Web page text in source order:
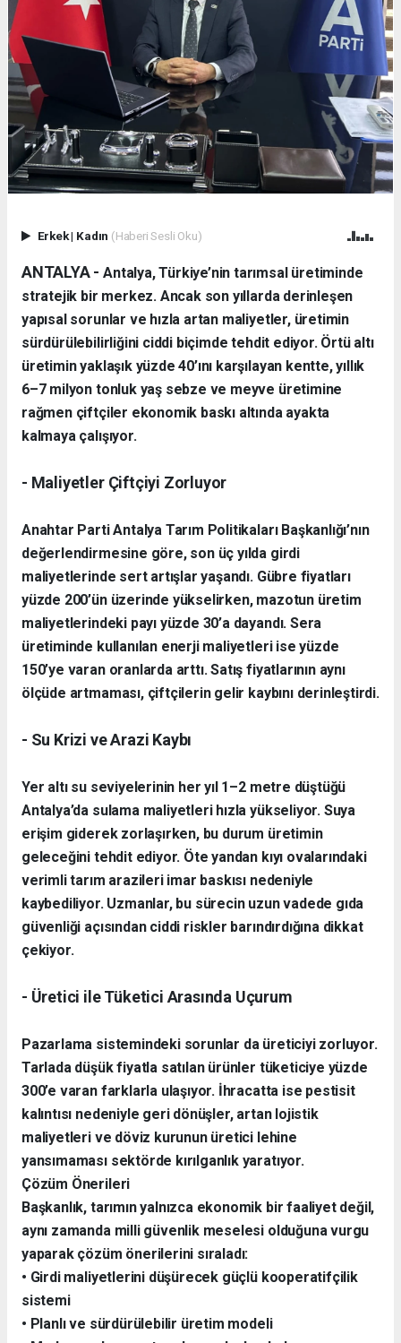
Erkek| Kadın (Haberi Sesli Oku)
ANTALYA - Antalya, Türkiye’nin tarımsal üretiminde
stratejik bir merkez. Ancak son yıllarda derinleşen
yapısal sorunlar ve hızla artan maliyetler, üretimin
sürdürülebilirliğini ciddi biçimde tehdit ediyor. Örtü altı
üretimin yaklaşık yüzde 40’ını karşılayan kentte, yıllık
6–7 milyon tonluk yaş sebze ve meyve üretimine
rağmen çiftçiler ekonomik baskı altında ayakta
kalmaya çalışıyor.
- Maliyetler Çiftçiyi Zorluyor
Anahtar Parti Antalya Tarım Politikaları Başkanlığı’nın
değerlendirmesine göre, son üç yılda girdi
maliyetlerinde sert artışlar yaşandı. Gübre fiyatları
yüzde 200’ün üzerinde yükselirken, mazotun üretim
maliyetlerindeki payı yüzde 30’a dayandı. Sera
üretiminde kullanılan enerji maliyetleri ise yüzde
150’ye varan oranlarda arttı. Satış fiyatlarının aynı
ölçüde artmaması, çiftçilerin gelir kaybını derinleştirdi.
- Su Krizi ve Arazi Kaybı
Yer altı su seviyelerinin her yıl 1–2 metre düştüğü
Antalya’da sulama maliyetleri hızla yükseliyor. Suya
erişim giderek zorlaşırken, bu durum üretimin
geleceğini tehdit ediyor. Öte yandan kıyı ovalarındaki
verimli tarım arazileri imar baskısı nedeniyle
kaybediliyor. Uzmanlar, bu sürecin uzun vadede gıda
güvenliği açısından ciddi riskler barındırdığına dikkat
çekiyor.
- Üretici ile Tüketici Arasında Uçurum
Pazarlama sistemindeki sorunlar da üreticiyi zorluyor.
Tarlada düşük fiyatla satılan ürünler tüketiciye yüzde
300’e varan farklarla ulaşıyor. İhracatta ise pestisit
kalıntısı nedeniyle geri dönüşler, artan lojistik
maliyetleri ve döviz kurunun üretici lehine
yansımaması sektörde kırılganlık yaratıyor.
Çözüm Önerileri
Başkanlık, tarımın yalnızca ekonomik bir faaliyet değil,
aynı zamanda milli güvenlik meselesi olduğuna vurgu
yaparak çözüm önerilerini sıraladı:
• Girdi maliyetlerini düşürecek güçlü kooperatifçilik
sistemi
• Planlı ve sürdürülebilir üretim modeli